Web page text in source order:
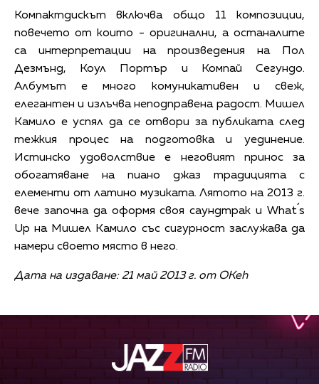
Компактдискът включва общо 11 композиции,
повечето от които - оригинални, а останалите
са интерпретации на произведения на Пол
Дезмънд, Коул Портър и Компай Сегундо.
Албумът е много комуникативен и свеж,
елегантен и излъчва неподправена радост. Мишел
Камило е успял да се отвори за публиката след
тежкия процес на подготовка и уединение.
Истинско удоволствие е неговият принос за
обогатяване на пиано джаз традицията с
елементи от латино музиката. Лятото на 2013 г.
вече започна да оформя своя саундтрак и What´s
Up на Мишел Камило със сигурност заслужава да
намери своето място в него.
Дата на издаване: 21 май 2013 г. от OKeh